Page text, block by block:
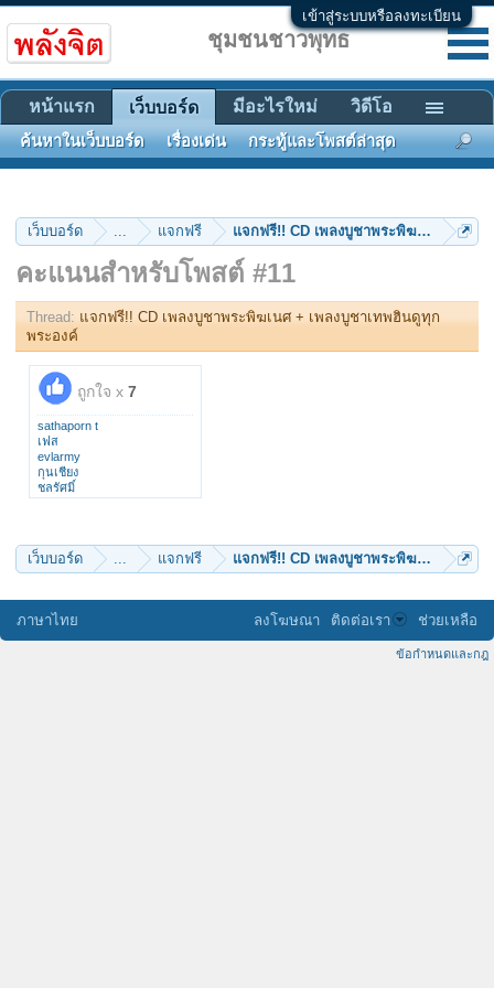
เข้าสู่ระบบหรือลงทะเบียน
เว็บบอร์ด ... แจกฟรี แจกฟรี!! CD เพลงบูชาพระพิฆเนศ + เพล
คะแนนสำหรับโพสต์ #11
Thread: แจกฟรี!! CD เพลงบูชาพระพิฆเนศ + เพลงบูชาเทพฮินดูทุก
พระองค์
ถูกใจ x 7
sathaporn t
เฟส
evlarmy
กุนเชียง
ชลรัศมิ์
pipat236
เว็บบอร์ด ... แจกฟรี แจกฟรี!! CD เพลงบูชาพระพิฆเนศ + เพล
ชุมชนชาวพุทธ
หน้าแรก เว็บบอร์ด
ค้นหาในเว็บบอร์ด เรื่องเด่น กระทู้และโพสต์ล่าสุด
มีอะไรใหม่ วิดีโอ
ภาษาไทย ลงโฆษณา ติดต่อเรา ช่วยเหลือ
ข้อกำหนดและกฎ